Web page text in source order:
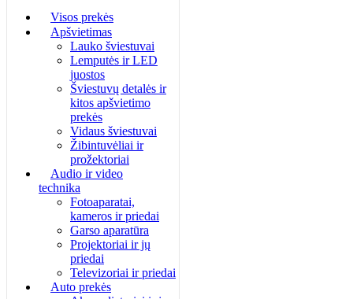
Visos prekės
Apšvietimas
Lauko šviestuvai
Lemputės ir LED
juostos
Šviestuvų detalės ir
kitos apšvietimo
prekės
Vidaus šviestuvai
Žibintuvėliai ir
prožektoriai
Audio ir video
technika
Fotoaparatai,
kameros ir priedai
Garso aparatūra
Projektoriai ir jų
priedai
Televizoriai ir priedai
Auto prekės